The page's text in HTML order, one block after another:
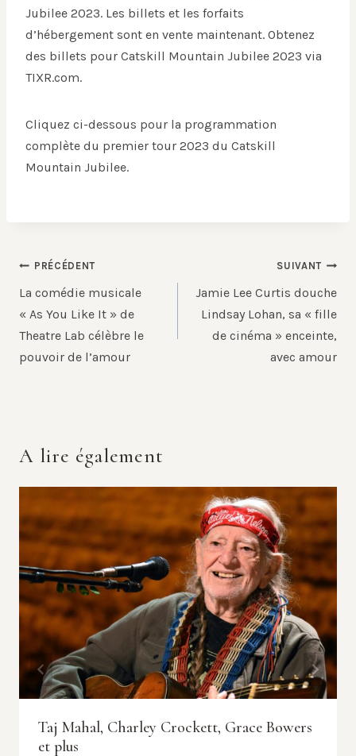
Jubilee 2023. Les billets et les forfaits
d’hébergement sont en vente maintenant. Obtenez
des billets pour Catskill Mountain Jubilee 2023 via
TIXR.com.
Cliquez ci-dessous pour la programmation
complète du premier tour 2023 du Catskill
Mountain Jubilee.
Navigation
de
l’article
PRÉCÉDENT
La comédie musicale
« As You Like It » de
Theatre Lab célèbre le
pouvoir de l’amour
SUIVANT
Jamie Lee Curtis douche
Lindsay Lohan, sa « fille
de cinéma » enceinte,
avec amour
A lire également
Taj Mahal, Charley Crockett, Grace Bowers
et plus